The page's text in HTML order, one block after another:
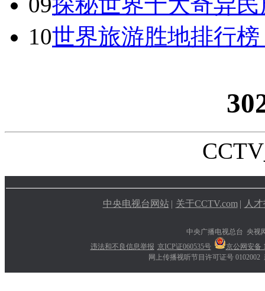
10世界旅游胜地排行
中央电视台网站 | 关于CCTV.com | 人
中央广播电视总台 央视
违法和不良信息举报 京ICP证060535号
京公网安备
网上传播视听节目许可证号 0102002